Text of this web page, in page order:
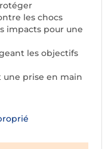
les chocs
impacts pour une
les objectifs
prise en main